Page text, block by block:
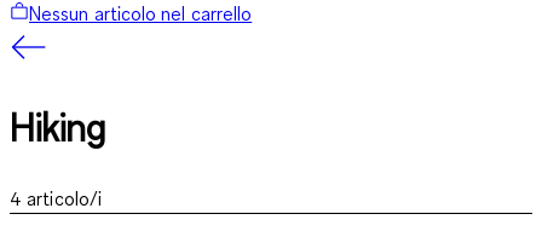
Nessun articolo nel carrello
Hiking
4 articolo/i